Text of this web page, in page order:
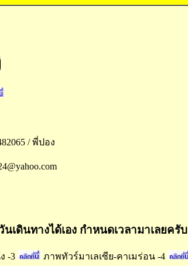
/ พี่ปอง
เดินทางได้เอง กำหนดเวลามาเลยครับ
-3 ภาพทัวร์มาเลเซีย-คาเมร่อน -4